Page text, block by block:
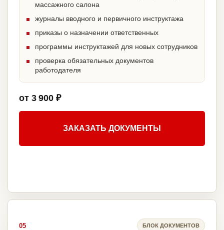
массажного салона
журналы вводного и первичного инструктажа
приказы о назначении ответственных
программы инструктажей для новых сотрудников
проверка обязательных документов
работодателя
от 3 900 ₽
ЗАКАЗАТЬ ДОКУМЕНТЫ
05 БЛОК ДОКУМЕНТОВ